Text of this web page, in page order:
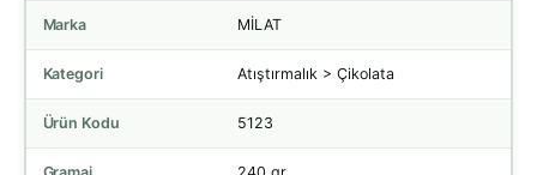
Marka MİLAT
Kategori Atıştırmalık > Çikolata
Ürün Kodu 5123